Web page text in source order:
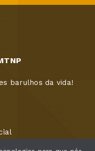
barulhos da vida!